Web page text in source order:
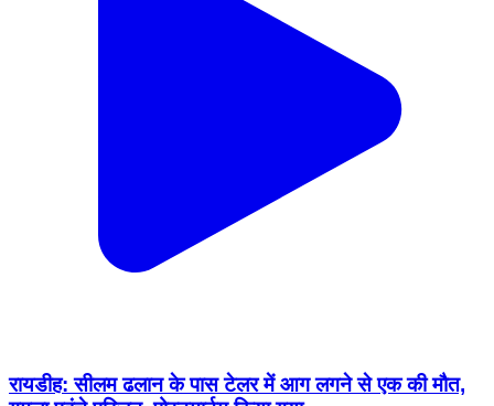
रायडीह: सीलम ढलान के पास टेलर में आग लगने से एक की मौत,